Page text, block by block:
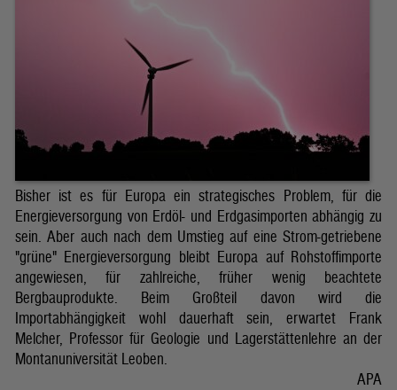
Bisher ist es für Europa ein strategisches Problem, für die
Energieversorgung von Erdöl- und Erdgasimporten abhängig zu
sein. Aber auch nach dem Umstieg auf eine Strom-getriebene
"grüne" Energieversorgung bleibt Europa auf Rohstoffimporte
angewiesen, für zahlreiche, früher wenig beachtete
Bergbauprodukte. Beim Großteil davon wird die
Importabhängigkeit wohl dauerhaft sein, erwartet Frank
Melcher, Professor für Geologie und Lagerstättenlehre an der
Montanuniversität Leoben.
APA